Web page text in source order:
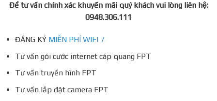
Để tư vấn chính xác khuyến mãi quý khách vui lòng liên hệ:
0948.306.111
ĐĂNG KÝ MIỄN PHÍ WIFI 7
Tư vấn gói cước internet cáp quang FPT
Tư vấn truyền hình FPT
Tư vấn lắp đặt camera FPT